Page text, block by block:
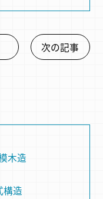
次の記事
木造
構造